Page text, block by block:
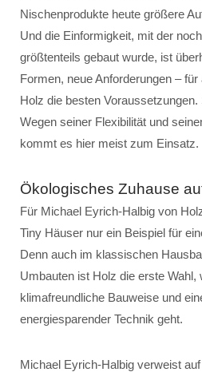
Nischenprodukte heute größere
Und die Einformigkeit, mit der
größtenteils gebaut wurde, ist
Formen, neue Anforderungen –
Holz die besten
Wegen seiner Flexibilität und
kommt es hier meist zum Einsatz.
Ökologisches Zuhause
Für Michael Eyrich-Halbig von
Tiny Häuser nur ein Beispiel für
Denn auch im klassischen
Umbauten ist Holz die erste Wahl,
klimafreundliche Bauweise und
energiesparender Technik geht.
Michael Eyrich-Halbig verweist